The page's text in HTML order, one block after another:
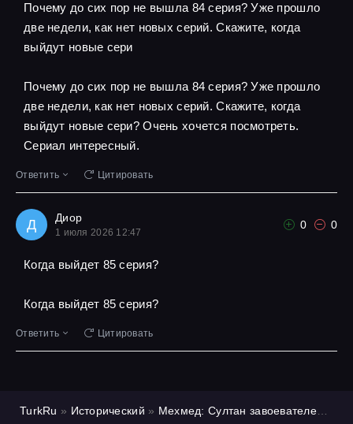
Почему до сих пор не вышла 84 серия? Уже прошло
две недели, как нет новых серий. Скажите, когда
выйдут новые сери
Почему до сих пор не вышла 84 серия? Уже прошло
две недели, как нет новых серий. Скажите, когда
выйдут новые сери? Очень хочется посмотреть.
Сериал интересный.
Ответить Цитировать
Д Диор
1 июля 2026 12:47
0 0
Когда выйдет 85 серия?
Когда выйдет 85 серия?
Ответить Цитировать
TurkRu » Исторический » Мехмед: Султан завоевателей